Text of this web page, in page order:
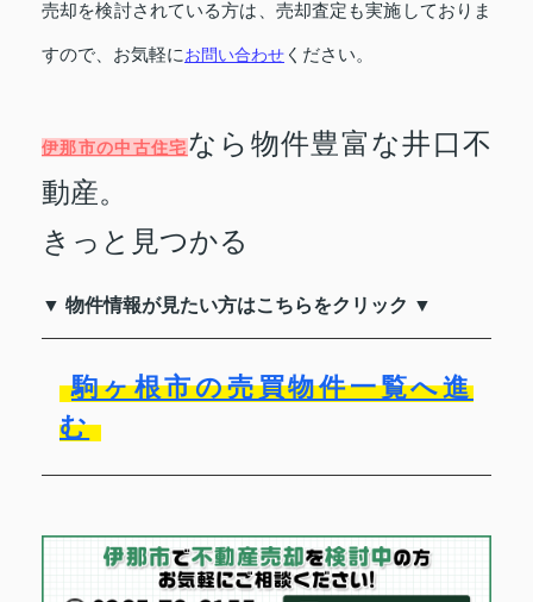
売却を検討されている方は、売却査定も実施しておりま
すので、お気軽にお問い合わせ ください。
伊那市の中古住宅なら物件豊富な井口不
動産。
きっと見つかる
▼ 物件情報が見たい方はこちらをクリック ▼
駒ヶ根市の売買物件一覧へ進
む